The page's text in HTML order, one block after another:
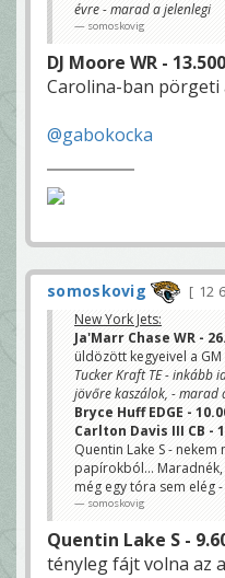
évre - marad a jelenlegi
somoskovig
DJ Moore WR -
Carolina-ban pörgeti
@gabokocka
somoskovig 12
New York Jets:
Ja'Marr Chase WR -
üldözött kegyeivel a GM
Tucker Kraft TE - inkább
jövőre kaszálok, - marad
Bryce Huff EDGE -
Carlton Davis III CB -
Quentin Lake S -
papírokból...
még egy tóra sem elég
somoskovig
Quentin Lake S -
tényleg fájt volna az